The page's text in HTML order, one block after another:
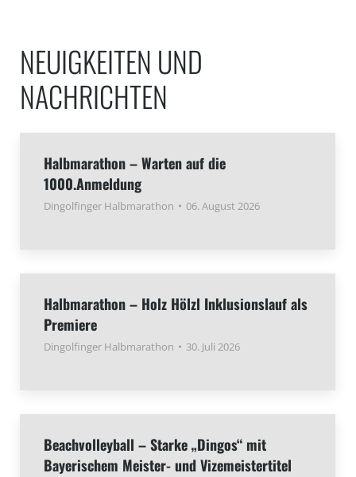
NEUIGKEITEN UND
NACHRICHTEN
Halbmarathon – Warten auf die
1000.Anmeldung
Dingolfinger Halbmarathon 06. August 2026
Halbmarathon – Holz Hölzl Inklusionslauf als
Premiere
Dingolfinger Halbmarathon 30. Juli 2026
Beachvolleyball – Starke „Dingos“ mit
Bayerischem Meister- und Vizemeistertitel